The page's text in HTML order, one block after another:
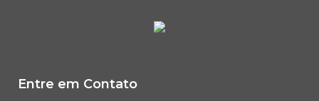
Entre em Contato